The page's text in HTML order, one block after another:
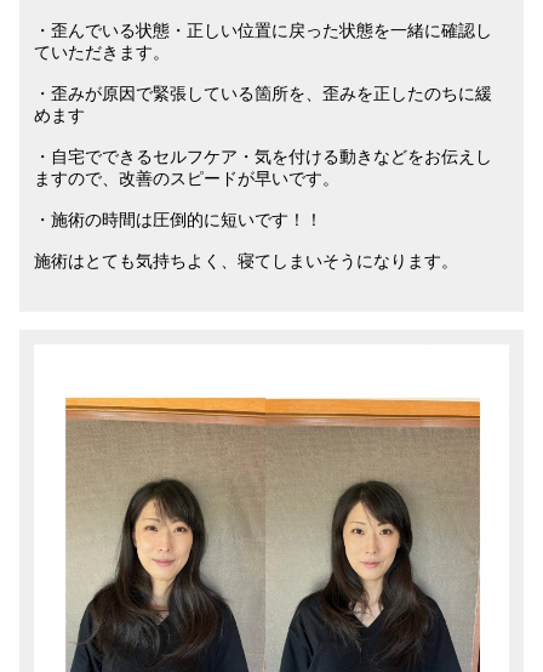
・歪んでいる状態・正しい位置に戻った状態を一緒に確認し
ていただきます。
・歪みが原因で緊張している箇所を、歪みを正したのちに緩
めます
・自宅でできるセルフケア・気を付ける動きなどをお伝えし
ますので、改善のスピードが早いです。
・施術の時間は圧倒的に短いです！！
施術はとても気持ちよく、寝てしまいそうになります。